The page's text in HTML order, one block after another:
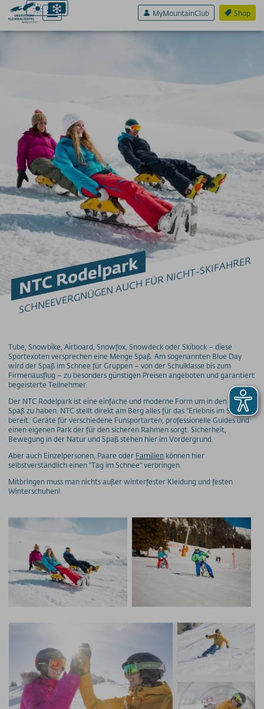
Shop
MyMountainClub
FAMILIENURLAUB
Familienskigebiete
Winterwelten & Übungslifte
Spielplätze
WINTERSPASS
IgluLodge Nebelhorn
Rodeln
NTC Rodelpark
Pistenraupen Copilot
Allgäu-Coaster
Nordwandsteig
GRUPPEN & SCHULEN
Gruppenangebote
Schulklassenangebote
Preise
Skigebiete
Weitere Infos
SOS / Notfallnummern
NTC Rodelpark
SCHNEEVERGNÜGEN AUCH FÜR NICHT-SKIFAHRER
Tube, Snowbike, Airboard, Snowfox, Snowdeck oder Skibock – diese
Sportexoten versprechen eine Menge Spaß. Am sogenannten Blue Day
wird der Spaß im Schnee für Gruppen – von der Schulklasse bis zum
Firmenausflug – zu besonders günstigen Preisen angeboten und garantiert
begeisterte Teilnehmer.
Der NTC Rodelpark ist eine einfache und moderne Form um in den Bergen
Spaß zu haben. NTC stellt direkt am Berg alles für das "Erlebnis im Schnee"
bereit: Geräte für verschiedene Funsportarten, professionelle Guides und
einen eigenen Park der für den sicheren Rahmen sorgt. Sicherheit,
Bewegung in der Natur und Spaß stehen hier im Vordergrund.
Aber auch Einzelpersonen, Paare oder Familien können hier
selbstverständlich einen "Tag im Schnee" verbringen.
Mitbringen muss man nichts außer winterfester Kleidung und festen
Winterschuhen!